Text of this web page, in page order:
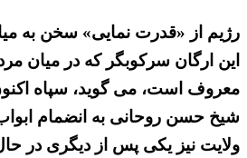
رژیم از «قدرت نمایی» سخن به
این ارگان سرکوبگر که در میان
معروف است، می گوید، سپاه
شیخ حسن روحانی به انضمام
ولایت نیز یکی پس از دیگری در